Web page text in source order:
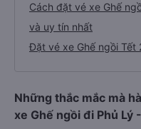
Cách đặt vé xe Ghế
và uy tín nhất
Đặt vé xe Ghế ngồi Tết
Những thắc mắc mà
xe Ghế ngồi đi Phủ Lý